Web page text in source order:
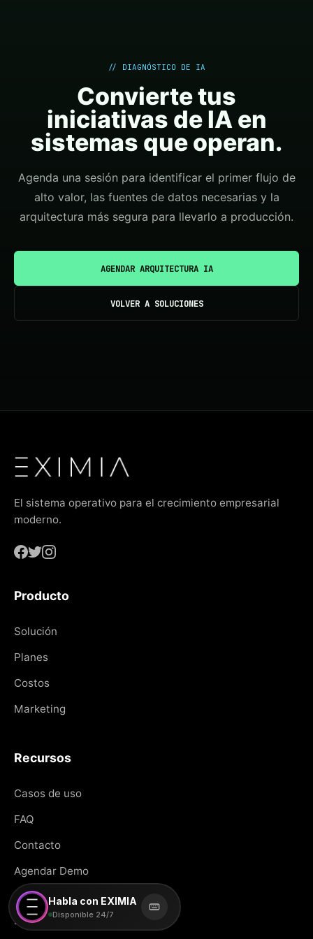
// DIAGNÓSTICO DE IA
Convierte tus
iniciativas de IA en
sistemas que operan.
Agenda una sesión para identificar el primer flujo de
alto valor, las fuentes de datos necesarias y la
arquitectura más segura para llevarlo a producción.
AGENDAR ARQUITECTURA IA
VOLVER A SOLUCIONES
El sistema operativo para el crecimiento empresarial
moderno.
Producto
Solución
Planes
Costos
Marketing
Recursos
Casos de uso
FAQ
Contacto
Agendar Demo
Legal
Habla con EXIMIA
Disponible 24/7